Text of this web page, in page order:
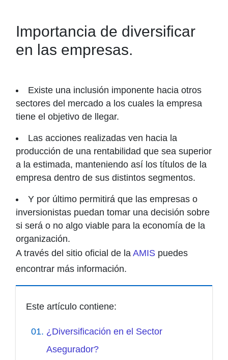
Importancia de diversificar
en las empresas.
Existe una inclusión imponente hacia otros
sectores del mercado a los cuales la empresa
tiene el objetivo de llegar.
Las acciones realizadas ven hacia la
producción de una rentabilidad que sea superior
a la estimada, manteniendo así los títulos de la
empresa dentro de sus distintos segmentos.
Y por último permitirá que las empresas o
inversionistas puedan tomar una decisión sobre
si será o no algo viable para la economía de la
organización.
A través del sitio oficial de la AMIS puedes
encontrar más información.
Este artículo contiene:
¿Diversificación en el Sector
Asegurador?